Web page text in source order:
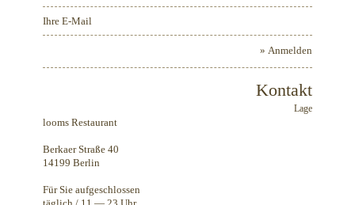
» Anmelden
Kontakt
Lage
looms Restaurant
Berkaer Straße 40
14199 Berlin
Für Sie aufgeschlossen